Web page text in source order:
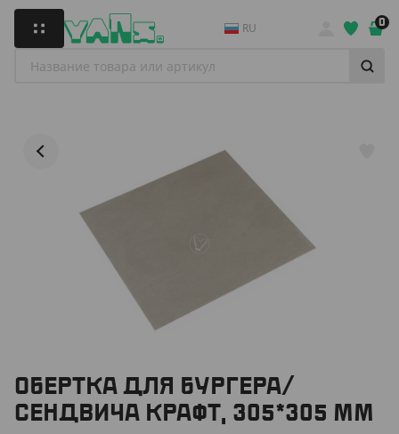
RU 0
ОБЕРТКА ДЛЯ БУРГЕРА/
СЕНДВИЧА КРАФТ, 305*305 ММ